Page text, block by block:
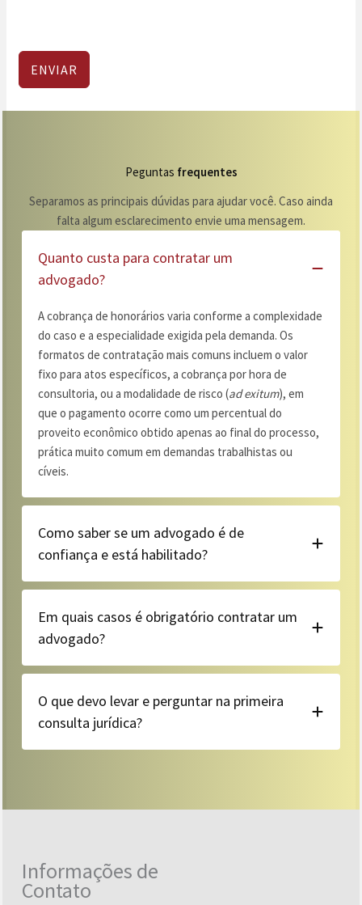
ENVIAR
Peguntas frequentes
Separamos as principais dúvidas para ajudar você. Caso ainda
falta algum esclarecimento envie uma mensagem.
Quanto custa para contratar um
advogado?
A cobrança de honorários varia conforme a complexidade
do caso e a especialidade exigida pela demanda. Os
formatos de contratação mais comuns incluem o valor
fixo para atos específicos, a cobrança por hora de
consultoria, ou a modalidade de risco (ad exitum), em
que o pagamento ocorre como um percentual do
proveito econômico obtido apenas ao final do processo,
prática muito comum em demandas trabalhistas ou
cíveis.
Como saber se um advogado é de
confiança e está habilitado?
Em quais casos é obrigatório contratar um
advogado?
O que devo levar e perguntar na primeira
consulta jurídica?
Informações de
Contato